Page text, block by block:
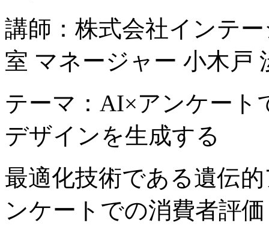
講師：株式会社インテ
室 マネージャー 小木戸
テーマ：AI×アンケート
デザインを生成する
最適化技術である遺伝
ンケートでの消費者評